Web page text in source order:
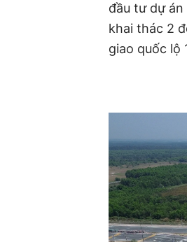
đầu tư dự án
khai thác 2
giao quốc lộ